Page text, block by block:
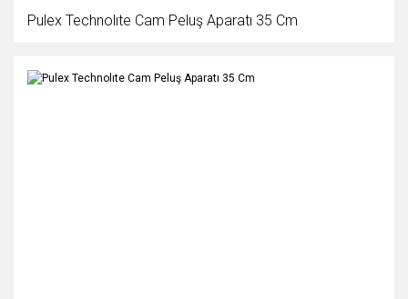
Pulex Technolıte Cam Peluş Aparatı 35 Cm